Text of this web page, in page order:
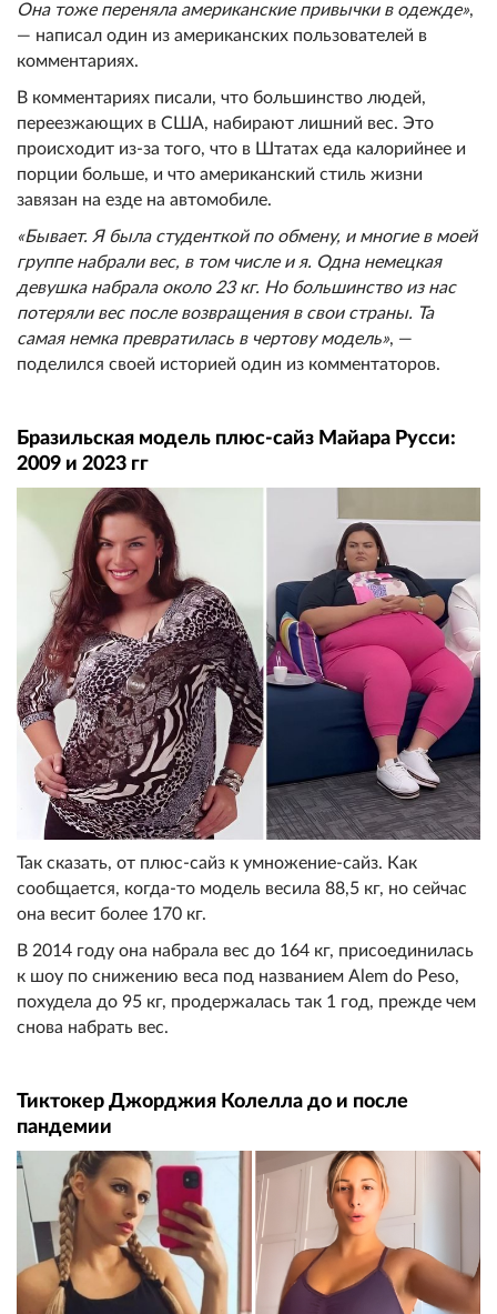
Она тоже переняла американские привычки в одежде»,
— написал один из американских пользователей в
комментариях.
В комментариях писали, что большинство людей,
переезжающих в США, набирают лишний вес. Это
происходит из-за того, что в Штатах еда калорийнее и
порции больше, и что американский стиль жизни
завязан на езде на автомобиле.
«Бывает. Я была студенткой по обмену, и многие в моей
группе набрали вес, в том числе и я. Одна немецкая
девушка набрала около 23 кг. Но большинство из нас
потеряли вес после возвращения в свои страны. Та
самая немка превратилась в чертову модель», —
поделился своей историей один из комментаторов.
Бразильская модель плюс-сайз Майара Русси:
2009 и 2023 гг
Так сказать, от плюс-сайз к умножение-сайз. Как
сообщается, когда-то модель весила 88,5 кг, но сейчас
она весит более 170 кг.
В 2014 году она набрала вес до 164 кг, присоединилась
к шоу по снижению веса под названием Alem do Peso,
похудела до 95 кг, продержалась так 1 год, прежде чем
снова набрать вес.
Тиктокер Джорджия Колелла до и после
пандемии